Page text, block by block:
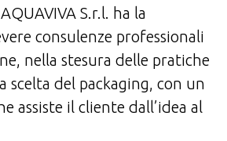
S.r.l. ha la
consulenze professionali
nella stesura delle pratiche
scelta del packaging, con un
assiste il cliente dall’idea al